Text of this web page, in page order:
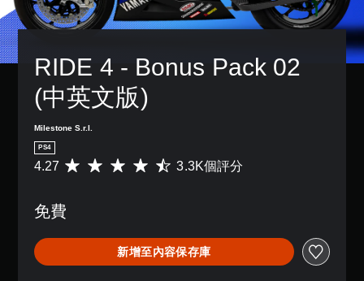
RIDE 4 - Bonus Pack 02
(中英文版)
Milestone S.r.l.
PS4
平
分
4
.
4.27 3.3K個評分
免費
新增至內容保存庫